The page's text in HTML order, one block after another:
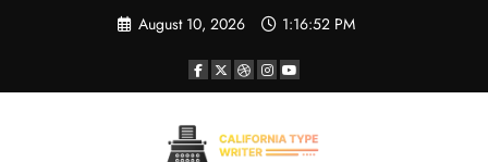
August 10, 2026 1:16:52 PM